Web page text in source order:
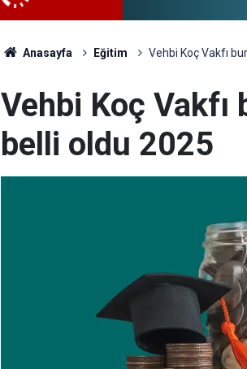
Anasayfa Eğitim Vehbi Koç Vakfı
Vehbi Koç
belli oldu 2025